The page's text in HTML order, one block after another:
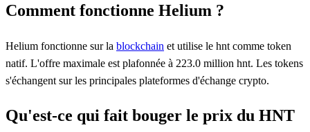
Comment fonctionne Helium ?
Helium fonctionne sur la blockchain et utilise le hnt comme token
natif. L'offre maximale est plafonnée à 223.0 million hnt. Les tokens
s'échangent sur les principales plateformes d'échange crypto.
Qu'est-ce qui fait bouger le prix du HNT